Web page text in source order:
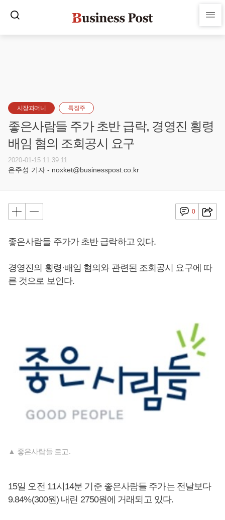
시장과머니 특징주
좋은사람들 주가 초반 급락, 경영진 횡령
배임 혐의 조회공시 요구
2020-01-15 11:39:11
은주성 기자 - noxket@businesspost.co.kr
0
좋은사람들 주가가 초반 급락하고 있다.
경영진의 횡령·배임 혐의와 관련된 조회공시 요구에 따
른 것으로 보인다.
▲ 좋은사람들 로고.
15일 오전 11시14분 기준 좋은사람들 주가는 전날보다
9.84%(300원) 내린 2750원에 거래되고 있다.